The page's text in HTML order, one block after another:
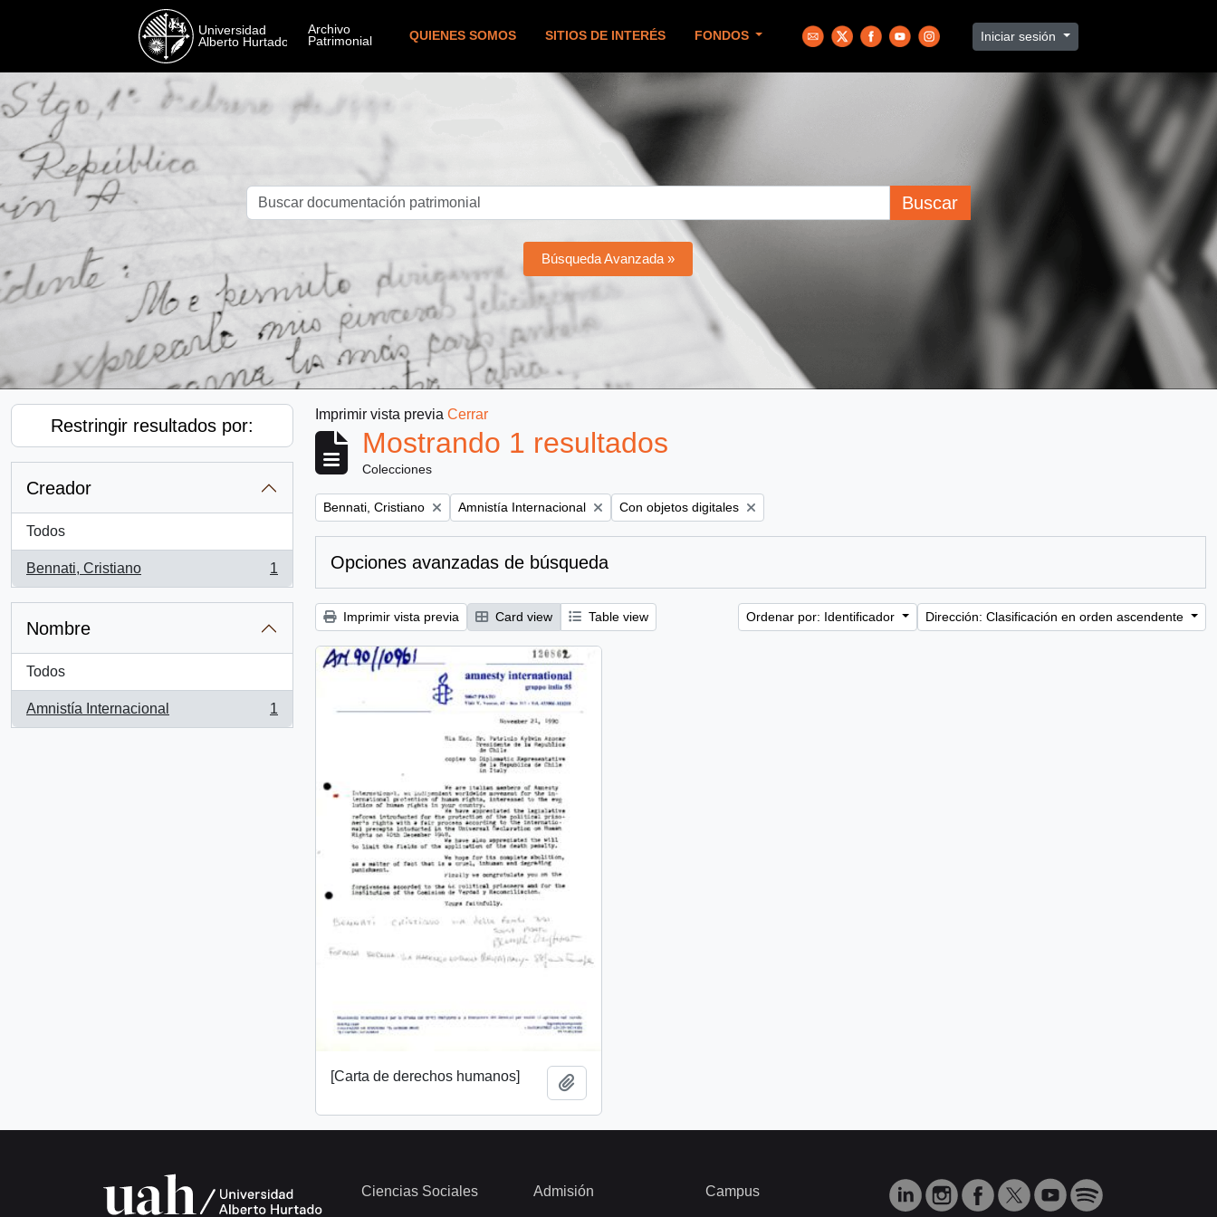
QUIENES SOMOS SITIOS DE INTERÉS FONDOS Iniciar sesión
Buscar
Búsqueda Avanzada »
Restringir resultados por:
Creador
Todos
Bennati, Cristiano
, 1 resultados
1
Nombre
Todos
Amnistía Internacional
, 1 resultados
1
Imprimir vista previa Cerrar
Mostrando 1 resultados
Colecciones
Remove filter:
Bennati, Cristiano Remove filter:
Amnistía Internacional Remove filter:
Con objetos digitales
Opciones avanzadas de búsqueda
Imprimir vista previa Card view Table view Ordenar por: Identificador Dirección: Clasificación en orden ascendente
[Carta de derechos humanos]
Ciencias Sociales Admisión Campus